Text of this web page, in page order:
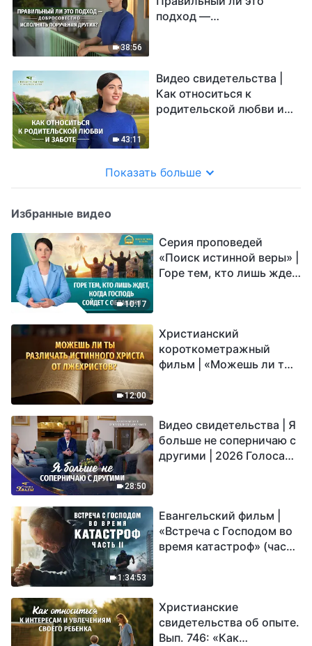
38:56
подход —
43:11
Видео свидетельства |
Как относиться к
родительской любви и
Показать больше
Избранные видео
10:17
Серия проповедей
«Поиск истинной веры» |
Горе тем, кто лишь ждет,
12:00
Христианский
короткометражный
фильм | «Можешь ли ты
28:50
Видео свидетельства | Я
больше не соперничаю с
другими | 2026 Голоса
1:34:53
Евангельский фильм |
«Встреча с Господом во
время катастроф» (часть
спасение?
Христианские
свидетельства об опыте.
Вып. 746: «Как